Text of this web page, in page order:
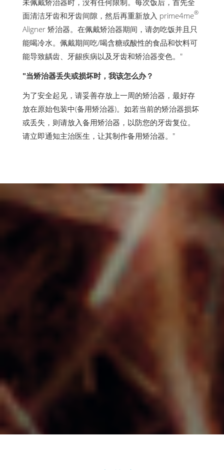
未佩戴矫治器时，没有任何限制。每次饭后，首先全
面清洁牙齿和牙齿间隙，然后再重新放入 prime4me®
Aligner 矫治器。在佩戴矫治器期间，请勿吃饭并且只
能喝冷水。佩戴期间吃/喝含糖或酸性的食品和饮料可
能导致龋齿、牙龈疾病以及牙齿和矫治器变色。"
"当矫治器丢失或损坏时，我该怎么办？
为了安全起见，请妥善存放上一周的矫治器，最好存
放在原始包装中(备用矫治器)。如若当前的矫治器损坏
或丢失，则请放入备用矫治器，以防您的牙齿复位。
请立即通知主治医生，让其制作备用矫治器。"